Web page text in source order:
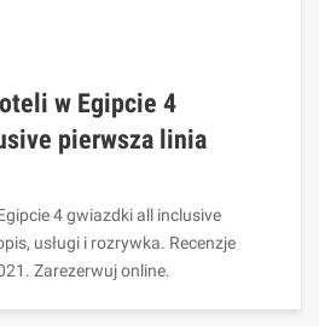
w Egipcie 4
pierwsza linia
4 gwiazdki all inclusive
usługi i rozrywka. Recenzje
Zarezerwuj online.